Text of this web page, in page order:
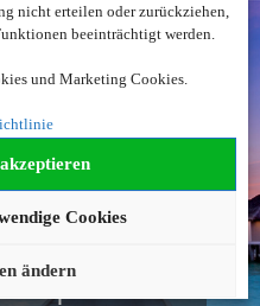
nicht erteilen oder zurückziehen,
beeinträchtigt werden.
und Marketing Cookies.
Cookies
ändern
fündig
gerne!